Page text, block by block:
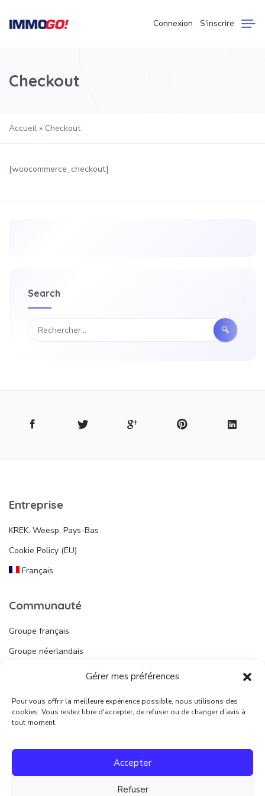
Gérer mes préférences
Pour vous offrir la meilleure expérience possible, nous utilisons des
cookies. Vous restez libre d'accepter, de refuser ou de changer d'avis à
tout moment.
Accepter
Refuser
Connexion S'inscrire
Checkout
Accueil » Checkout
[woocommerce_checkout]
Search
Entreprise
KREK. Weesp, Pays-Bas
Cookie Policy (EU)
Français
Communauté
Groupe français
Groupe néerlandais
Publier une annonce
Juridique
Conditions d’utilisation